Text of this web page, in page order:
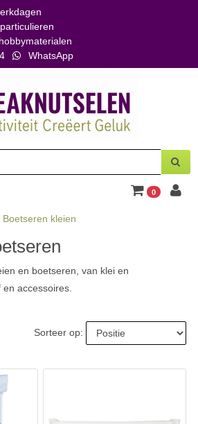
WhatsApp
0
Boetseren kleien
en boetseren, van klei en
accessoires.
Sorteer op: